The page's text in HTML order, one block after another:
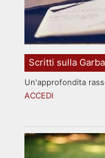
Scritti sulla
Un'approfondita
ACCEDI